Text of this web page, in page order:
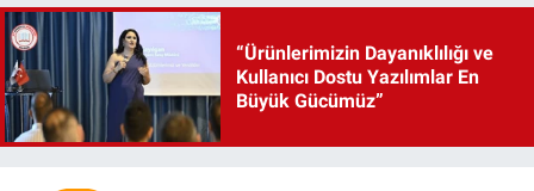
“Ürünlerimizin Dayanıklılığı ve
Kullanıcı Dostu Yazılımlar En
Büyük Gücümüz”